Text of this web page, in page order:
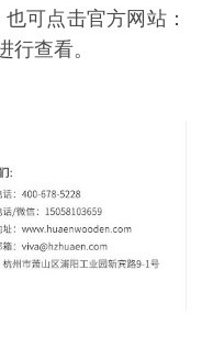
可点击官方网站：
行查看。